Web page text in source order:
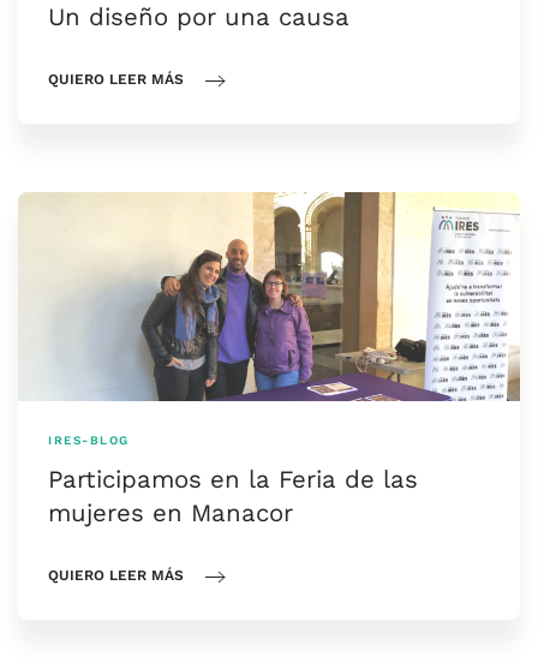
Un diseño por una causa
QUIERO LEER MÁS
IRES-BLOG
Participamos en la Feria de las
mujeres en Manacor
QUIERO LEER MÁS